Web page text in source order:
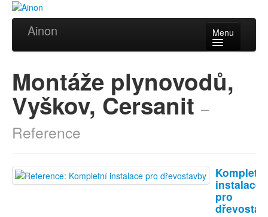
Ainon Menu
Služby
Reference
Videa
Partneři
Montáže plynovodů,
Vyškov, Cersanit –
Reference
Kompletní
instalace
pro